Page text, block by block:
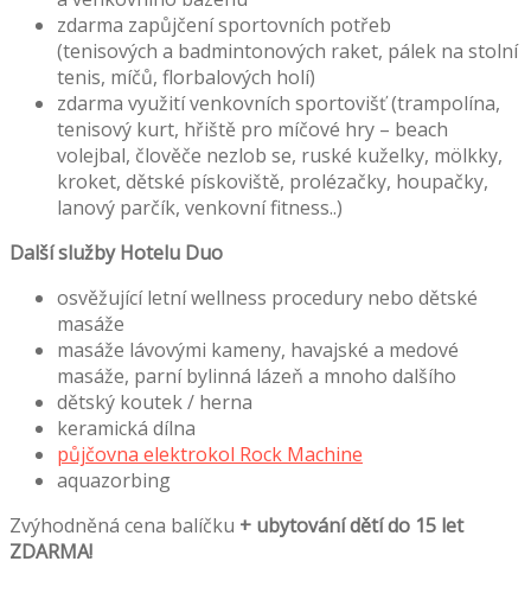
zdarma zapůjčení sportovních potřeb
(tenisových a badmintonových raket, pálek na stolní
tenis, míčů, florbalových holí)
zdarma využití venkovních sportovišť (trampolína,
tenisový kurt, hřiště pro míčové hry – beach
volejbal, člověče nezlob se, ruské kuželky, mölkky,
kroket, dětské pískoviště, prolézačky, houpačky,
lanový parčík, venkovní fitness..)
Další služby Hotelu Duo
osvěžující letní wellness procedury nebo dětské
masáže
masáže lávovými kameny, havajské a medové
masáže, parní bylinná lázeň a mnoho dalšího
dětský koutek / herna
keramická dílna
půjčovna elektrokol Rock Machine
aquazorbing
Zvýhodněná cena balíčku + ubytování dětí do 15 let
ZDARMA!